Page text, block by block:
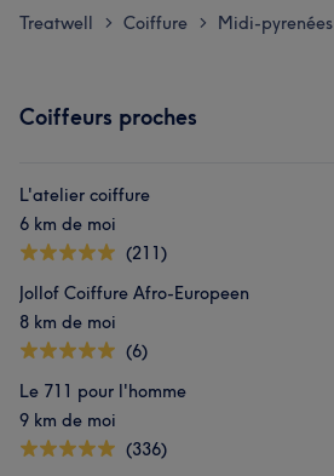
Treatwell > Coiffure > Midi-pyrenées
Coiffeurs proches
L'atelier coiffure
6 km de moi
(211)
Jollof Coiffure Afro-Europeen
8 km de moi
(6)
Le 711 pour l'homme
9 km de moi
(336)